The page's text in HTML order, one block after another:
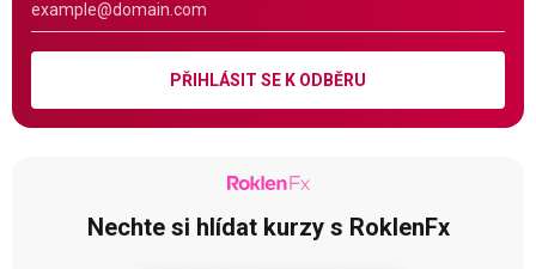
PŘIHLÁSIT SE K ODBĚRU
Nechte si hlídat kurzy s RoklenFx